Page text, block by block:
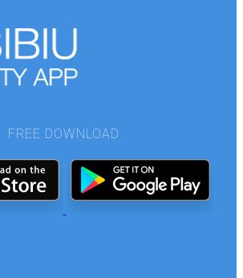
FREE DOWNLOAD